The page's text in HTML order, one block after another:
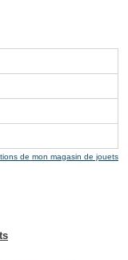
de mon magasin de jouets